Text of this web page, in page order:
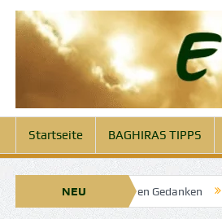
Startseite BAGHIRAS TIPPS
NEU
der klaren Gedanken Esoterik-plus